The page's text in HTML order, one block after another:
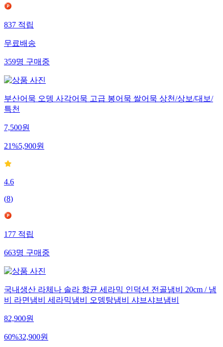
837적립
무료배송
359명구매중
부산어묵 오뎅 사각어묵 고급 봉어묵 쌀어묵 상천/상보/대보/
특천
7,500원
21%5,900원
4.6
(8)
177적립
663명구매중
국내생산 라체나 솔라 항균 세라믹 인덕션 전골냄비 20cm / 냄
비 라면냄비 세라믹냄비 오뎅탕냄비 샤브샤브냄비
82,900원
60%32,900원